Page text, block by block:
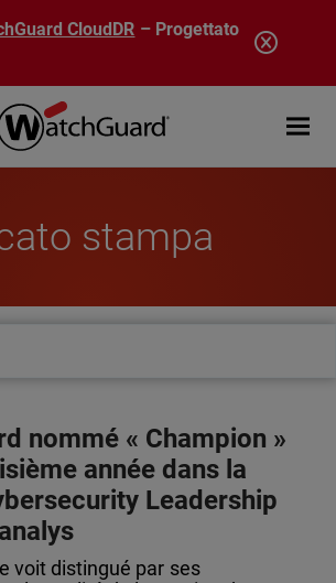
CloudDR – Progettato
Open
stampa
nommé « Champion »
année dans la
Leadership
voit distingué par ses